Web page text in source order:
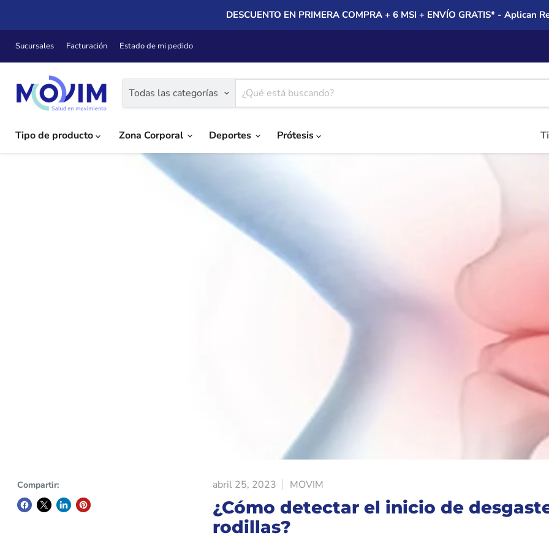
DESCUENTO EN PRIMERA COMPRA + 6 MSI + ENVÍO GRATIS* - Aplican
Sucursales Facturación Estado de mi pedido
Todas las categorías
Tipo de producto Zona Corporal Deportes Prótesis
Compartir: abril 25, 2023 MOVIM
¿Cómo detectar el inicio de
rodillas?